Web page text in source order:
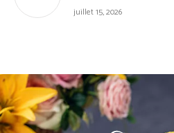
juillet 15, 2026